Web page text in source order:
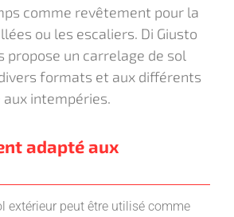
comme revêtement pour la
ou les escaliers. Di Giusto
propose un carrelage de sol
formats et aux différents
intempéries.
adapté aux
extérieur peut être utilisé comme